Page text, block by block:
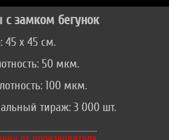
с замком бегунок
45 х 45 см.
50 мкм.
100 мкм.
тираж: 3 000 шт.